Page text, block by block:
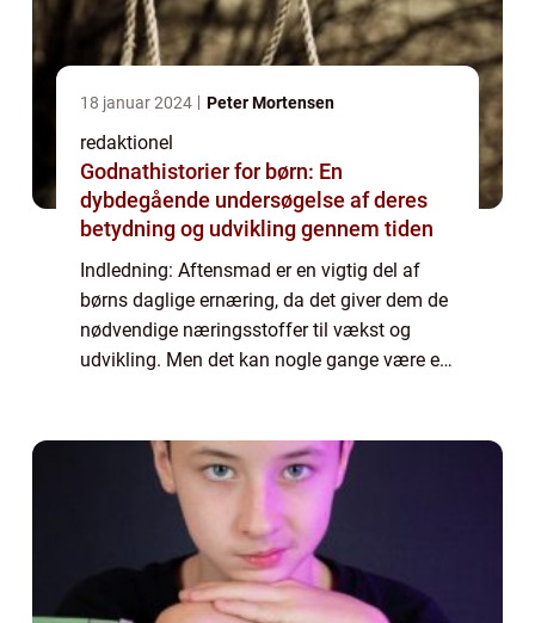
18 januar 2024 Peter Mortensen
redaktionel
Godnathistorier for børn: En
dybdegående undersøgelse af deres
betydning og udvikling gennem tiden
Indledning: Aftensmad er en vigtig del af
børns daglige ernæring, da det giver dem de
nødvendige næringsstoffer til vækst og
udvikling. Men det kan nogle gange være en